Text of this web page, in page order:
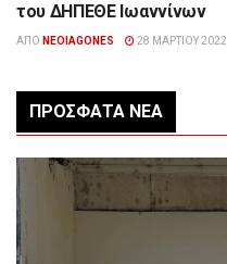
του ΔΗΠΕΘΕ Ιωαννίνων
ΑΠΌ NEOIAGONES 28 ΜΑΡΤΊΟΥ 2022
ΠΡΌΣΦΑΤΑ ΝΈΑ